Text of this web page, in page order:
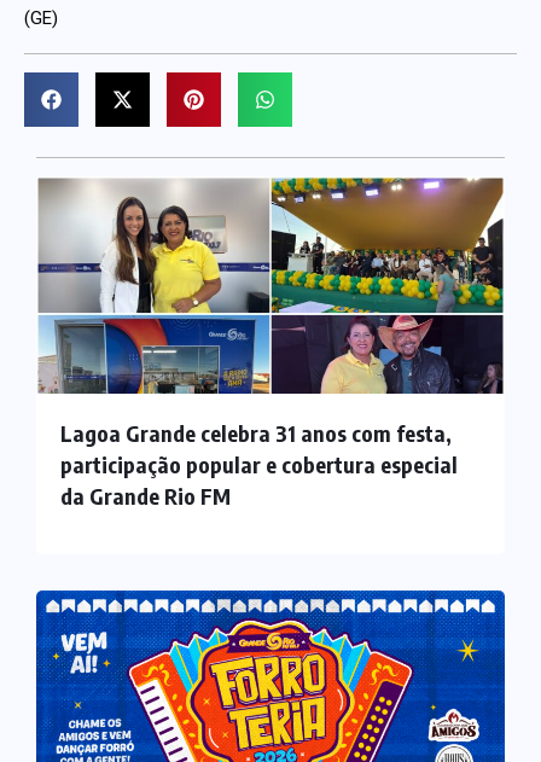
(GE)
Lagoa Grande celebra 31 anos com festa,
participação popular e cobertura especial
da Grande Rio FM